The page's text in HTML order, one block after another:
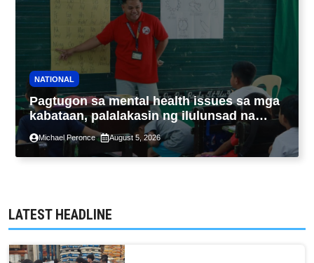
NATIONAL
Pagtugon sa mental health issues sa mga
kabataan, palalakasin ng ilulunsad na
‘Tara, Usap!’ program ng DSWD
Michael Peronce August 5, 2026
LATEST HEADLINE